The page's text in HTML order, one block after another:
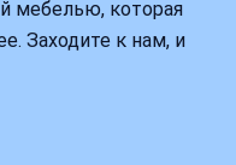
мебелью, которая
Заходите к нам, и